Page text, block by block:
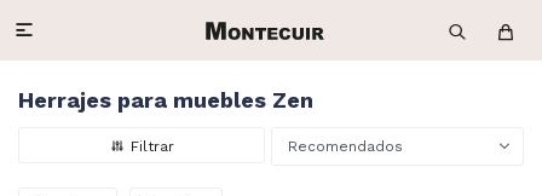

Herrajes para muebles Zen
Recomendados